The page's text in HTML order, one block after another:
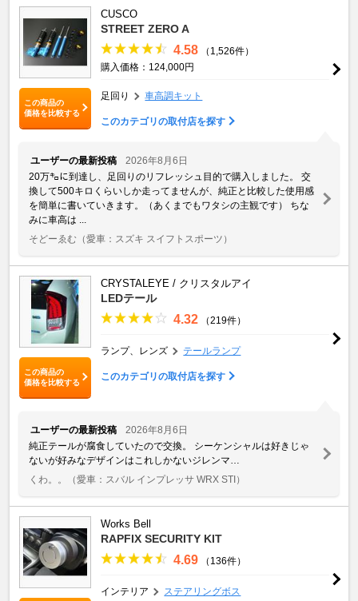
この商品の
価格を比較する
CUSCO
STREET ZERO A
4.58
（1,526件）
購入価格：124,000円
足回り 車高調キット
このカテゴリの取付店を探す
ユーザーの最新投稿
2026年8月6日
20万㌔に到達し、足回りのリフレッシュ目的で購入しました。 交
換して500キロくらいしか走ってませんが、純正と比較した使用感
を簡単に書いていきます。（あくまでもワタシの主観です） ちな
みに車高は ...
そどーゑむ （愛車：スズキ スイフトスポーツ）
この商品の
価格を比較する
CRYSTALEYE / クリスタルアイ
LEDテール
4.32 （219件）
ランプ、レンズ テールランプ
このカテゴリの取付店を探す
ユーザーの最新投稿
2026年8月6日
純正テールが腐食していたので交換。 シーケンシャルは好きじゃ
ないが好みなデザインはこれしかないジレンマ…
くわ。。
（愛車：スバル インプレッサ WRX STI）
Works Bell
RAPFIX SECURITY KIT
4.69 （136件）
インテリア ステアリングボス